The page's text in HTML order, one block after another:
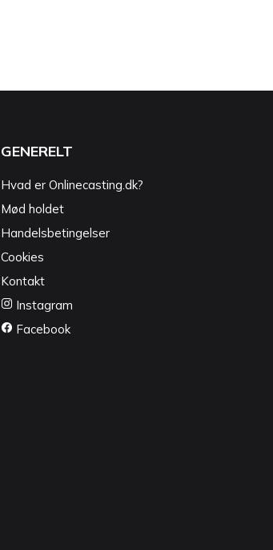
GENERELT
Hvad er Onlinecasting.dk?
Mød holdet
Handelsbetingelser
Cookies
Kontakt
Instagram
Facebook